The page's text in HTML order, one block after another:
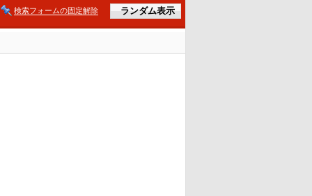
検索フォームの固定解除